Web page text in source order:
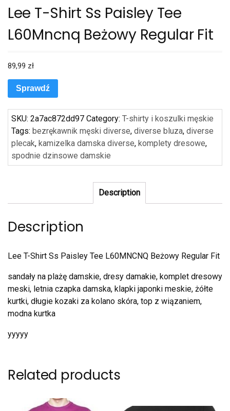
Lee T-Shirt Ss Paisley Tee
L60Mncnq Beżowy Regular Fit
89,99 zł
Sprawdź
SKU: 2a7ac872dd97 Category: T-shirty i koszulki męskie
Tags: bezrękawnik męski diverse, diverse bluza, diverse
plecak, kamizelka damska diverse, komplety dresowe,
spodnie dzinsowe damskie
Description
Description
Lee T-Shirt Ss Paisley Tee L60MNCNQ Beżowy Regular Fit
sandały na plażę damskie, dresy damakie, komplet dresowy
meski, letnia czapka damska, klapki japonki meskie, żółte
kurtki, długie kozaki za kolano skóra, top z wiązaniem,
modna kurtka
yyyyy
Related products